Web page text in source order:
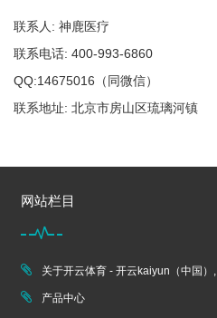
联系人: 神鹿医疗
联系电话: 400-993-6860
QQ:14675016（同微信）
联系地址: 北京市房山区琉璃河镇
网站栏目
关于开云体育 - 开云kaiyun（中国）,
产品中心